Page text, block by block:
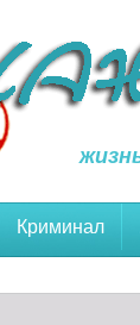
Криминал